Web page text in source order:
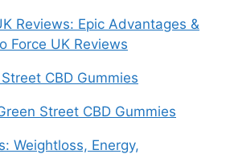
Reviews: Epic Advantages &
Force UK Reviews
CBD Gummies
Street CBD Gummies
Weightloss, Energy,